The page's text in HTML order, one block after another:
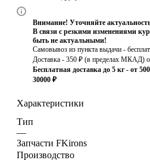
Внимание! Уточняйте
В связи с резкими изменениями
быть не актуальными!
Самовывоз из пункта выдачи -
Доставка - 350 ₽ (в пределах МКАД)
Бесплатная доставка до 5 кг - от
30000 ₽
Характеристики
Тип
—
Запчасти FKirons
Производство